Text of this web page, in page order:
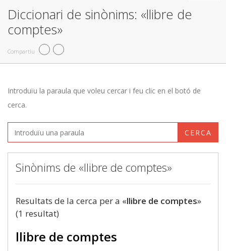
Diccionari de sinònims: «llibre de
comptes»
Compartiu
Introduïu la paraula que voleu cercar i feu clic en el botó de
cerca.
CERCA
Sinònims de «llibre de comptes»
Resultats de la cerca per a «llibre de comptes»
(1 resultat)
llibre de comptes